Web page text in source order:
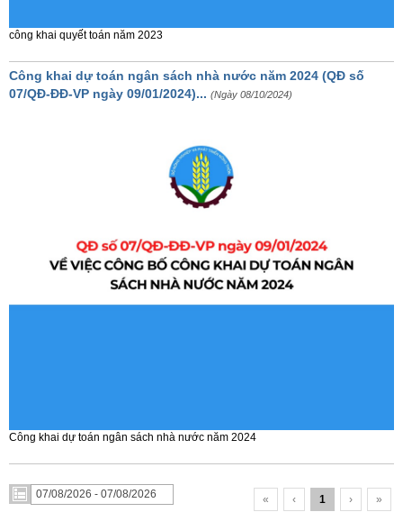
công khai quyết toán năm 2023
Công khai dự toán ngân sách nhà nước năm 2024 (QĐ số
07/QĐ-ĐĐ-VP ngày 09/01/2024)... (Ngày 08/10/2024)
Công khai dự toán ngân sách nhà nước năm 2024
« ‹ 1 › »